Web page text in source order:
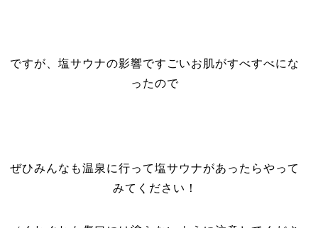
ですが、塩サウナの影響ですごいお肌がすべすべにな
ったので
ぜひみんなも温泉に行って塩サウナがあったらやって
みてください！